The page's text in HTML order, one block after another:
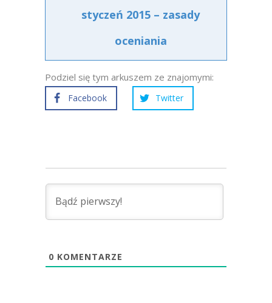
styczeń 2015 – zasady
oceniania
Podziel się tym arkuszem ze znajomymi:
Facebook Twitter
0 KOMENTARZE